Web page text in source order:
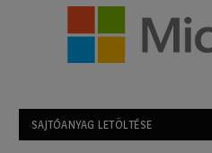
SAJTÓANYAG LETÖLTÉSE